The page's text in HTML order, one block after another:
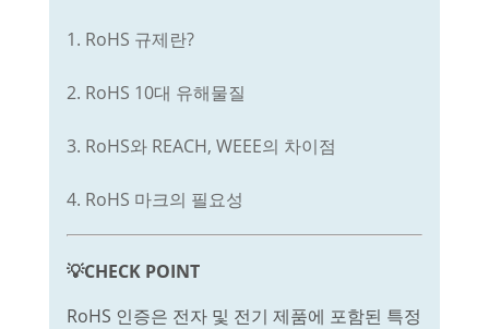
1. RoHS 규제란?
2. RoHS 10대 유해물질
3. RoHS와 REACH, WEEE의 차이점
4. RoHS 마크의 필요성
💡CHECK POINT
RoHS 인증은 전자 및 전기 제품에 포함된 특정